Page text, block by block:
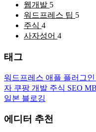
웹개발 5
워드프레스 팁 5
주식 4
사자성어 4
태그
워드프레스 애플 플러그인
자 쿠팡 개발 주식 SEO
일본 블로깅
에디터 추천